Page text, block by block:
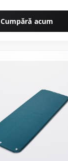
Cumpără acum